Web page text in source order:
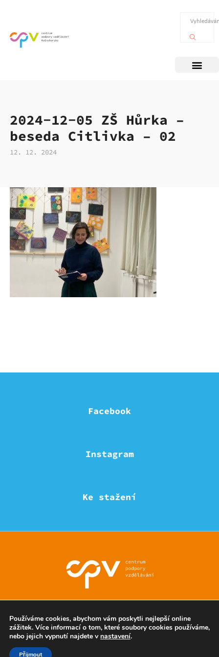
2024-12-05 ZŠ Hůrka –
beseda Citlivka – 02
12. 12. 2024
Facebook
Instagram
Ke stažení
Používáme cookies, abychom vám poskytli nejlepší online
zážitek. Více informací o tom, které soubory cookies používáme,
nebo jejich vypnutí najdete v nastavení.
Přijmout